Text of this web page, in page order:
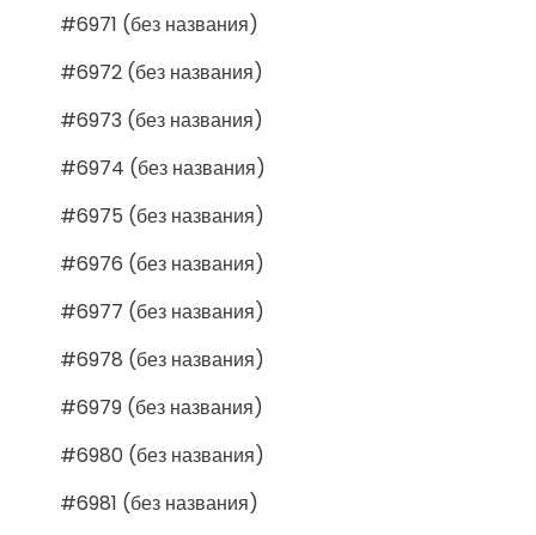
#6971 (без названия)
#6972 (без названия)
#6973 (без названия)
#6974 (без названия)
#6975 (без названия)
#6976 (без названия)
#6977 (без названия)
#6978 (без названия)
#6979 (без названия)
#6980 (без названия)
#6981 (без названия)